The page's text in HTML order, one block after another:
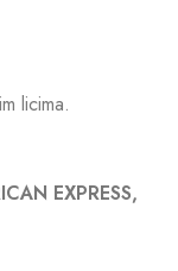
licima.
EXPRESS,